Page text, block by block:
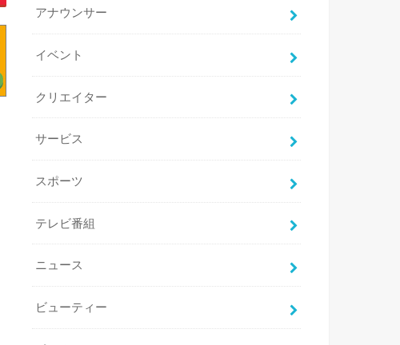
アナウンサー
イベント
クリエイター
サービス
スポーツ
テレビ番組
ニュース
ビューティー